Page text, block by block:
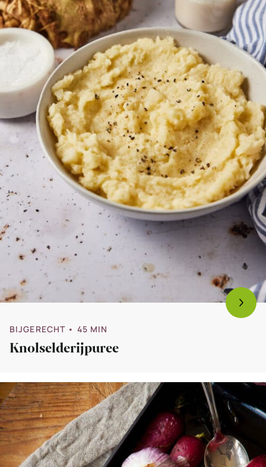
BIJGERECHT • 45 MIN
Knolselderijpuree
Bekijk
Geroosterde
groentes
–
bijgerecht